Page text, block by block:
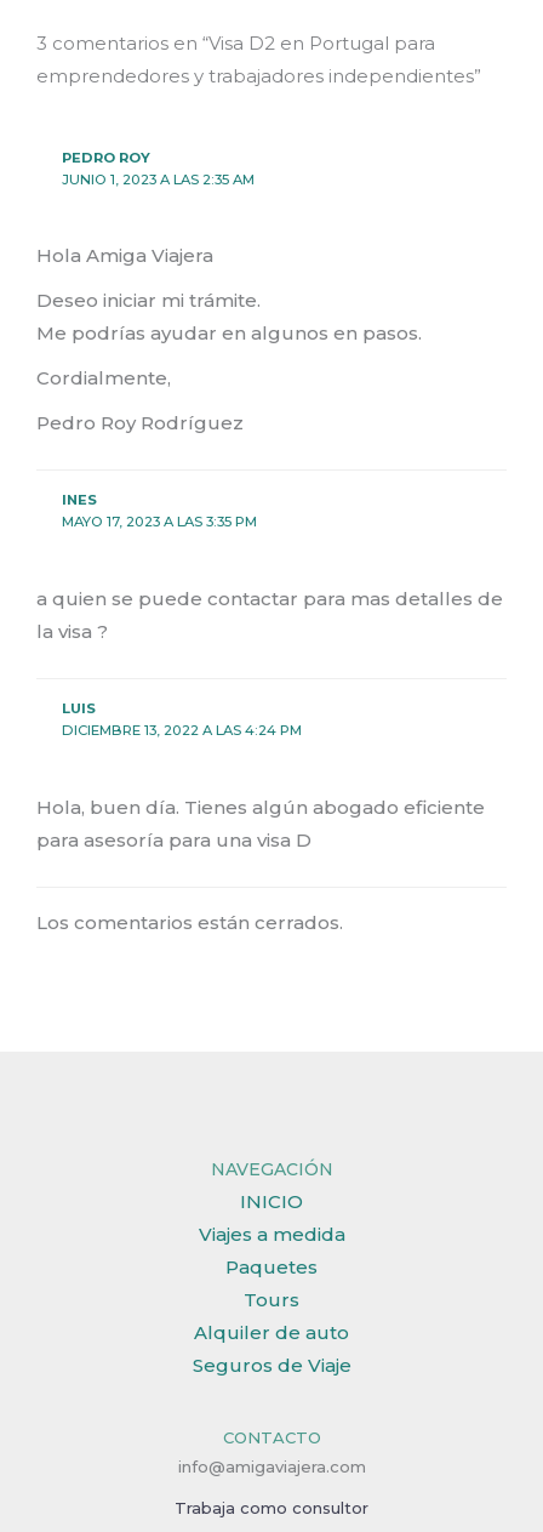
3 comentarios en “Visa D2 en Portugal para
emprendedores y trabajadores independientes”
PEDRO ROY
JUNIO 1, 2023 A LAS 2:35 AM
Hola Amiga Viajera
Deseo iniciar mi trámite.
Me podrías ayudar en algunos en pasos.
Cordialmente,
Pedro Roy Rodríguez
INES
MAYO 17, 2023 A LAS 3:35 PM
a quien se puede contactar para mas detalles de
la visa ?
LUIS
DICIEMBRE 13, 2022 A LAS 4:24 PM
Hola, buen día. Tienes algún abogado eficiente
para asesoría para una visa D
Los comentarios están cerrados.
NAVEGACIÓN
INICIO
Viajes a medida
Paquetes
Tours
Alquiler de auto
Seguros de Viaje
CONTACTO
info@amigaviajera.com
Trabaja como consultor